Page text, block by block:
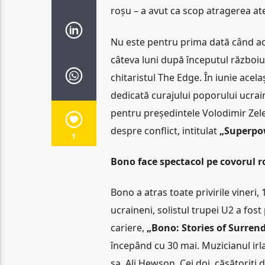
1
roșu – a avut ca scop atragerea
Nu este pentru prima dată când
câteva luni după începutul
chitaristul The Edge. În iunie
dedicată curajului poporului
pentru președintele Volodimir
despre conflict, intitulat
Bono face spectacol pe covorul
Bono a atras toate privirile vineri,
ucraineni, solistul trupei U2 a
cariere, „Bono: Stories of
începând cu 30 mai. Muzicianul